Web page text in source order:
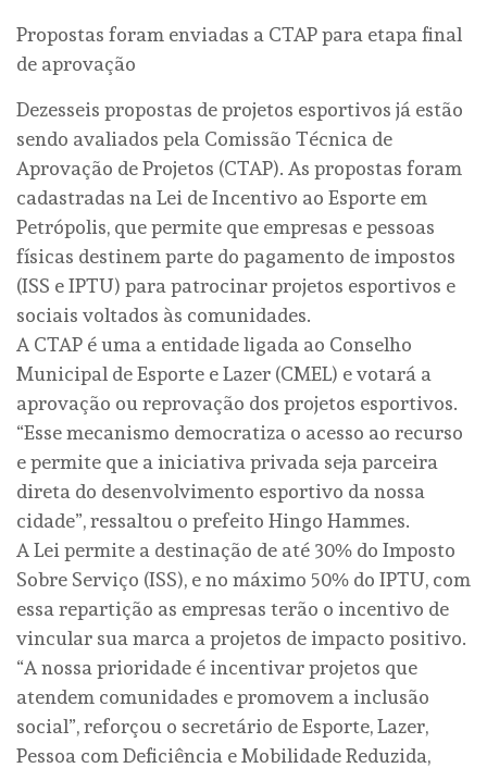
Propostas foram enviadas a CTAP para etapa final
de aprovação
Dezesseis propostas de projetos esportivos já estão
sendo avaliados pela Comissão Técnica de
Aprovação de Projetos (CTAP). As propostas foram
cadastradas na Lei de Incentivo ao Esporte em
Petrópolis, que permite que empresas e pessoas
físicas destinem parte do pagamento de impostos
(ISS e IPTU) para patrocinar projetos esportivos e
sociais voltados às comunidades.
A CTAP é uma a entidade ligada ao Conselho
Municipal de Esporte e Lazer (CMEL) e votará a
aprovação ou reprovação dos projetos esportivos.
“Esse mecanismo democratiza o acesso ao recurso
e permite que a iniciativa privada seja parceira
direta do desenvolvimento esportivo da nossa
cidade”, ressaltou o prefeito Hingo Hammes.
A Lei permite a destinação de até 30% do Imposto
Sobre Serviço (ISS), e no máximo 50% do IPTU, com
essa repartição as empresas terão o incentivo de
vincular sua marca a projetos de impacto positivo.
“A nossa prioridade é incentivar projetos que
atendem comunidades e promovem a inclusão
social”, reforçou o secretário de Esporte, Lazer,
Pessoa com Deficiência e Mobilidade Reduzida,